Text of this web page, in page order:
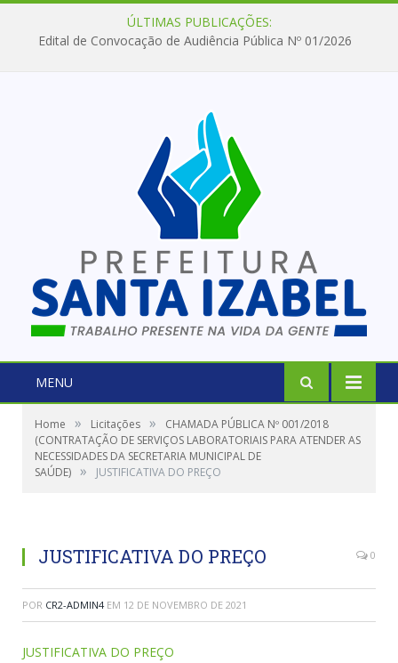
ÚLTIMAS PUBLICAÇÕES:
Edital de Convocação de Audiência Pública Nº 01/2026
MENU
Home » Licitações »
CHAMADA PÚBLICA Nº 001/2018
(CONTRATAÇÃO DE SERVIÇOS LABORATORIAIS PARA ATENDER AS
NECESSIDADES DA SECRETARIA MUNICIPAL DE
SAÚDE) » JUSTIFICATIVA DO PREÇO
JUSTIFICATIVA DO PREÇO 0
POR CR2-ADMIN4 EM 12 DE NOVEMBRO DE 2021
JUSTIFICATIVA DO PREÇO